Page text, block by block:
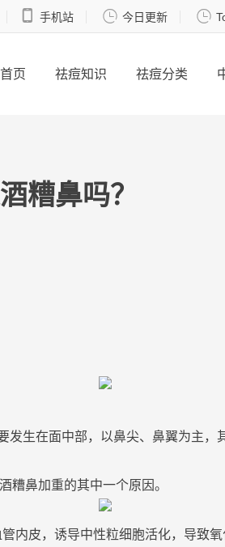
 手机站  今日更新 
首页 祛痘知识 祛痘分类
糟鼻吗？
发生在面中部，以鼻尖、鼻翼为主，
酒糟鼻加重的其中一个原因。
内皮，诱导中性粒细胞活化，导致